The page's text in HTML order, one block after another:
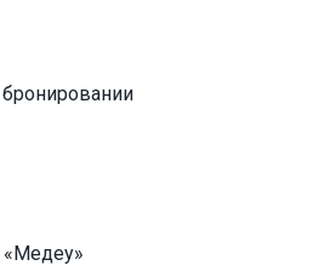
«Медеу»